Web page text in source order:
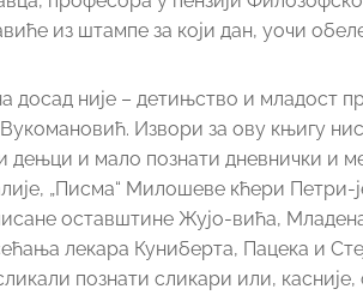
из штампе за који дан, уочи
досад није – детињство и младост
Извори за ову књигу
и мало познати дневнички и
„Писма“ Милошеве кћери
оставштине Жујо-вића,
лекара Куниберта, Пацека и
познати сликари или,